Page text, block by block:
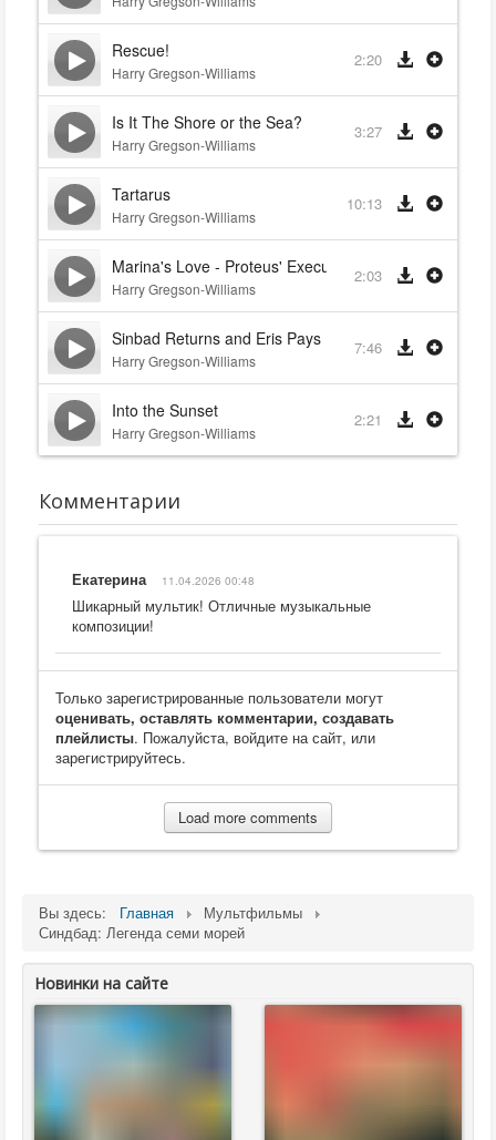
Rescue!
Harry Gregson-Williams
2:20
Is It The Shore or the Sea?
Harry Gregson-Williams
3:27
Tartarus
Harry Gregson-Williams
10:13
Marina's Love - Proteus' Execution
Harry Gregson-Williams
2:03
Sinbad Returns and Eris Pays Up
Harry Gregson-Williams
7:46
Into the Sunset
Harry Gregson-Williams
2:21
Комментарии
Екатерина 11.04.2026 00:48
Шикарный мультик! Отличные музыкальные
композиции!
Только зарегистрированные пользователи могут
оценивать, оставлять комментарии, создавать
плейлисты. Пожалуйста, войдите на сайт, или
зарегистрируйтесь.
Load more comments
Вы здесь: Главная
Мультфильмы
Синдбад: Легенда семи морей
Новинки на сайте